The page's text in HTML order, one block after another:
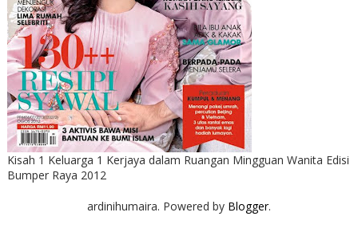
Kisah 1 Keluarga 1 Kerjaya dalam Ruangan Mingguan Wanita Edisi
Bumper Raya 2012
ardinihumaira. Powered by Blogger.